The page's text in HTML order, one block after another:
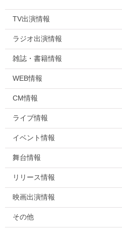
TV出演情報
ラジオ出演情報
雑誌・書籍情報
WEB情報
CM情報
ライブ情報
イベント情報
舞台情報
リリース情報
映画出演情報
その他